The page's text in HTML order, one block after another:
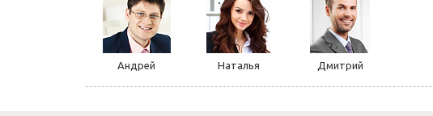
Андрей Наталья Дмитрий